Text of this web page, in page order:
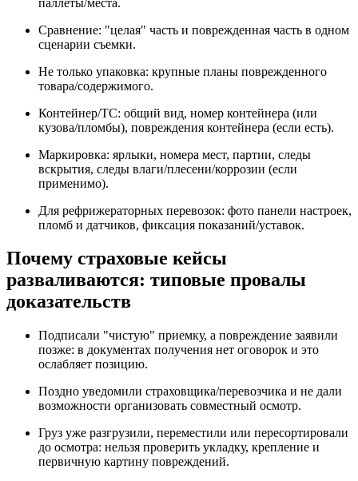
Сравнение: "целая" часть и поврежденная часть в одном
сценарии съемки.
Не только упаковка: крупные планы поврежденного
товара/содержимого.
Контейнер/ТС: общий вид, номер контейнера (или
кузова/пломбы), повреждения контейнера (если есть).
Маркировка: ярлыки, номера мест, партии, следы
вскрытия, следы влаги/плесени/коррозии (если
применимо).
Для рефрижераторных перевозок: фото панели настроек,
пломб и датчиков, фиксация показаний/уставок.
Почему страховые кейсы
разваливаются: типовые провалы
доказательств
Подписали "чистую" приемку, а повреждение заявили
позже: в документах получения нет оговорок и это
ослабляет позицию.
Поздно уведомили страховщика/перевозчика и не дали
возможности организовать совместный осмотр.
Груз уже разгрузили, переместили или пересортировали
до осмотра: нельзя проверить укладку, крепление и
первичную картину повреждений.